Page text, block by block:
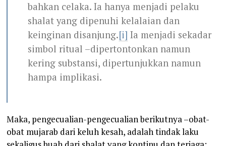
bahkan celaka. Ia hanya menjadi pelaku
shalat yang dipenuhi kelalaian dan
keinginan disanjung.[i] Ia menjadi sekadar
simbol ritual –dipertontonkan namun
kering substansi, dipertunjukkan namun
hampa implikasi.
Maka, pengecualian-pengecualian berikutnya –obat-
obat mujarab dari keluh kesah, adalah tindak laku